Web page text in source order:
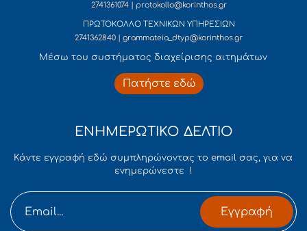
2741361074 | protokollo@korinthos.gr
ΠΡΩΤΟΚΟΛΛΟ ΤΕΧΝΙΚΩΝ ΥΠΗΡΕΣΙΩΝ
2741362840 | grammateia_dtyp@korinthos.gr
Mέσω του συστήματος διαχείρισης αιτημάτων
Πατήστε εδώ
ΕΝΗΜΕΡΩΤΙΚΟ ΔΕΛΤΙΟ
Κάντε εγγραφή εδώ συμπληρώνοντας το email σας, για να
ενημερώνεστε !
Εγγραφή